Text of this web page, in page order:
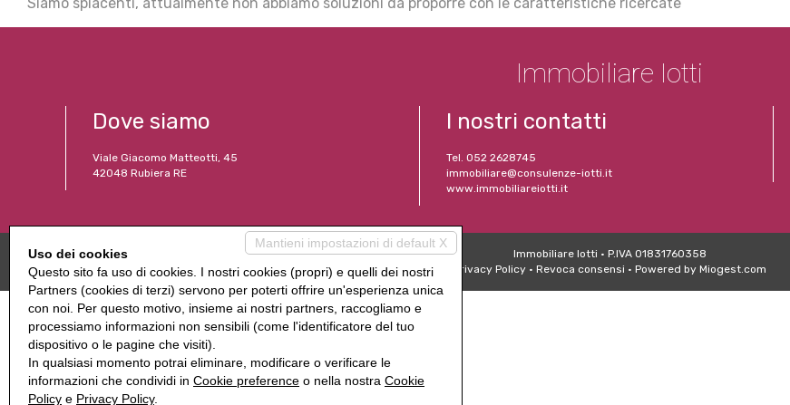
Immobiliare Iotti
Dove siamo
Viale Giacomo Matteotti, 45
42048 Rubiera RE
I nostri contatti
Tel. 052 2628745
immobiliare@consulenze-iotti.it
www.immobiliareiotti.it
Immobiliare Iotti • P.IVA 01831760358
Privacy Policy• Revoca consensi • Powered by Miogest.com
Mantieni impostazioni di default X
Uso dei cookies
Questo sito fa uso di cookies. I nostri cookies (propri) e quelli dei nostri
Partners (cookies di terzi) servono per poterti offrire un'esperienza unica
con noi. Per questo motivo, insieme ai nostri partners, raccogliamo e
processiamo informazioni non sensibili (come l'identificatore del tuo
dispositivo o le pagine che visiti).
In qualsiasi momento potrai eliminare, modificare o verificare le
informazioni che condividi in Cookie preference o nella nostra Cookie
Policy e Privacy Policy.